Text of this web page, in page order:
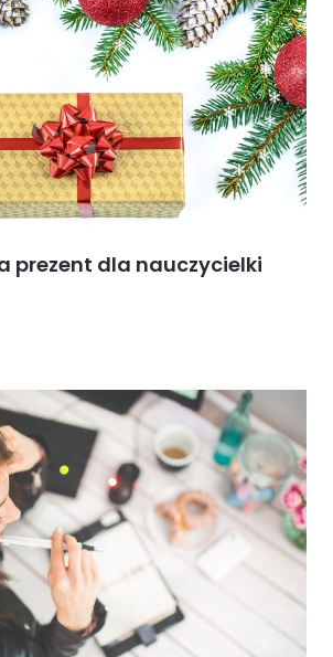
prezent dla nauczycielki